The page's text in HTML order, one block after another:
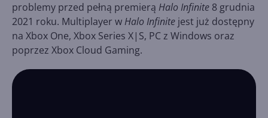
problemy przed pełną premierą Halo Infinite 8 grudnia
2021 roku. Multiplayer w Halo Infinite jest już dostępny
na Xbox One, Xbox Series X|S, PC z Windows oraz
poprzez Xbox Cloud Gaming.